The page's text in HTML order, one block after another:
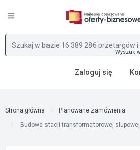
Zaloguj się
Strona główna
Planowane zamówienia
Budowa stacji transformatorowej